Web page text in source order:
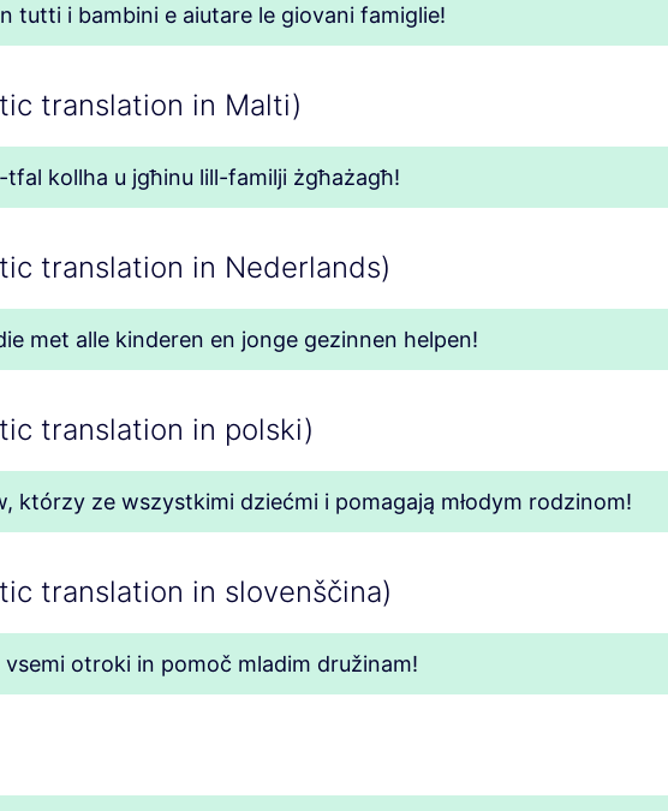
tutti i bambini e aiutare le giovani famiglie!
translation in Malti)
kollha u jgħinu lill-familji żgħażagħ!
translation in Nederlands)
met alle kinderen en jonge gezinnen helpen!
translation in polski)
którzy ze wszystkimi dziećmi i pomagają młodym rodzinom!
translation in slovenščina)
otroki in pomoč mladim družinam!